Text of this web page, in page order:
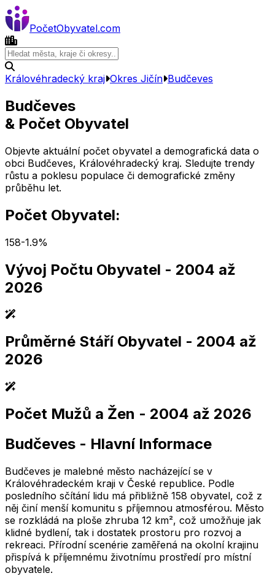
PočetObyvatel.com
Královéhradecký kraj Okres Jičín Budčeves
Budčeves
& Počet Obyvatel
Objevte aktuální počet obyvatel a demografická data o
obci Budčeves, Královéhradecký kraj. Sledujte trendy
růstu a poklesu populace či demografické změny
průběhu let.
Počet Obyvatel:
158-1.9%
Vývoj Počtu Obyvatel - 2004 až
2026
2,005 2,010 2,015 2,020 2,025
2,005 2,010 2,015 2,020 2,025
Průměrné Stáří Obyvatel - 2004 až
2026
2,005 2,010 2,015 2,020 2,025
2,005 2,010 2,015 2,020 2,025
Počet Mužů a Žen - 2004 až 2026
Budčeves - Hlavní Informace
Budčeves je malebné město nacházející se v
Královéhradeckém kraji v České republice. Podle
posledního sčítání lidu má přibližně 158 obyvatel, což z
něj činí menší komunitu s příjemnou atmosférou. Město
se rozkládá na ploše zhruba 12 km², což umožňuje jak
klidné bydlení, tak i dostatek prostoru pro rozvoj a
rekreaci. Přírodní scenérie zaměřená na okolní krajinu
přispívá k příjemnému životnímu prostředí pro místní
obyvatele.